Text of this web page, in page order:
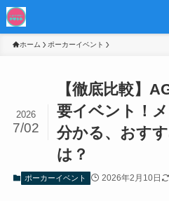
ホーム ポーカーイベント
【徹底比較】
要イベント！
分かる、おす
は？
2026
7/02
ポーカーイベント 2026年2月10日